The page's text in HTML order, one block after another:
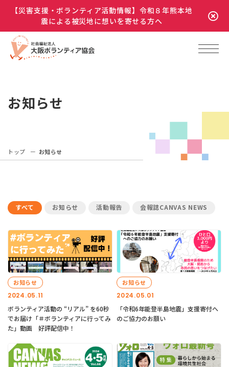
【災害支援・ボランティア活動情報】令和８年熊本地
震による被災地に想いを寄せる方へ
お知らせ
トップ お知らせ
すべて お知らせ 活動報告 会報誌CANVAS NEWS
2024.05.11
お知らせ
ボランティア活動の “リアル” を60秒
でお届け「＃ボランティアに行ってみ
た」動画 好評配信中！
2024.05.01
お知らせ
「令和6年能登半島地震」支援寄付へ
のご協力のお願い